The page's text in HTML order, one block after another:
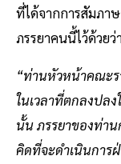
ที่ได้จากการสัมภา
ภรรยาคนนี้ไว้ด้วยว่
“ท่านหัวหน้าคณะร
ในเวลาที่ตกลงปล
นั้น ภรรยาของท่า
คิดที่จะดำเนินการ